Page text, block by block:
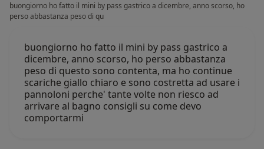
buongiorno ho fatto il mini by pass gastrico a dicembre, anno scorso, ho
perso abbastanza peso di qu
buongiorno ho fatto il mini by pass gastrico a
dicembre, anno scorso, ho perso abbastanza
peso di questo sono contenta, ma ho continue
scariche giallo chiaro e sono costretta ad usare i
pannoloni perche' tante volte non riesco ad
arrivare al bagno consigli su come devo
comportarmi